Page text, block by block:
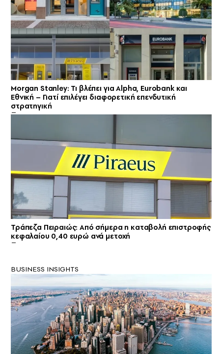
Morgan Stanley: Τι βλέπει για Alpha, Eurobank και
Εθνική – Γιατί επιλέγει διαφορετική επενδυτική
στρατηγική
Τράπεζα Πειραιώς: Από σήμερα η καταβολή επιστροφής
κεφαλαίου 0,40 ευρώ ανά μετοχή
BUSINESS INSIGHTS